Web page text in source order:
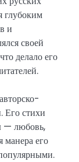
глубоким
и
своей
делало его
Его стихи
— любовь,
манера его